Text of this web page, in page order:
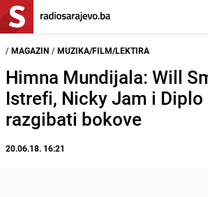
/ MAGAZIN / MUZIKA/FILM/LEKTIRA
Himna Mundijala: Will
Istrefi, Nicky Jam i Diplo
razgibati bokove
20.06.18. 16:21